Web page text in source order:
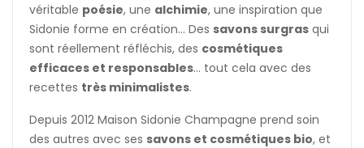
véritable poésie, une alchimie, une inspiration que
Sidonie forme en création... Des savons surgras qui
sont réellement réfléchis, des cosmétiques
efficaces et responsables... tout cela avec des
recettes très minimalistes.
Depuis 2012 Maison Sidonie Champagne prend soin
des autres avec ses savons et cosmétiques bio, et